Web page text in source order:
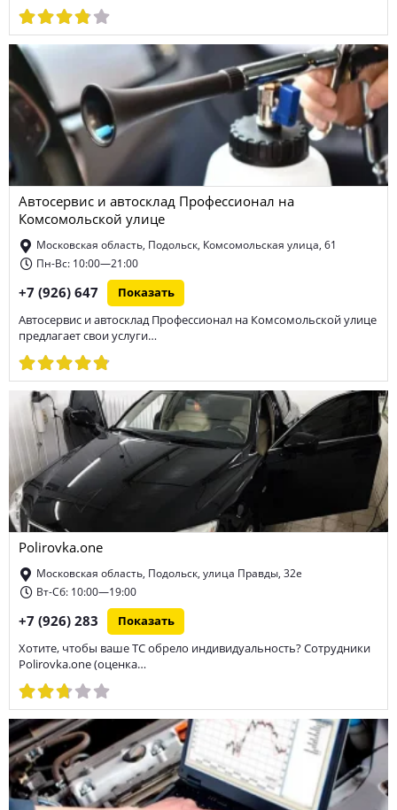
Автосервис и автосклад Профессионал на
Комсомольской улице
Московская область, Подольск, Комсомольская улица, 61
Пн-Вс: 10:00—21:00
+7 (926) 647 Показать
Автосервис и автосклад Профессионал на Комсомольской улице
предлагает свои услуги…
Polirovka.one
Московская область, Подольск, улица Правды, 32е
Вт-Сб: 10:00—19:00
+7 (926) 283 Показать
Хотите, чтобы ваше ТС обрело индивидуальность? Сотрудники
Polirovka.one (оценка…